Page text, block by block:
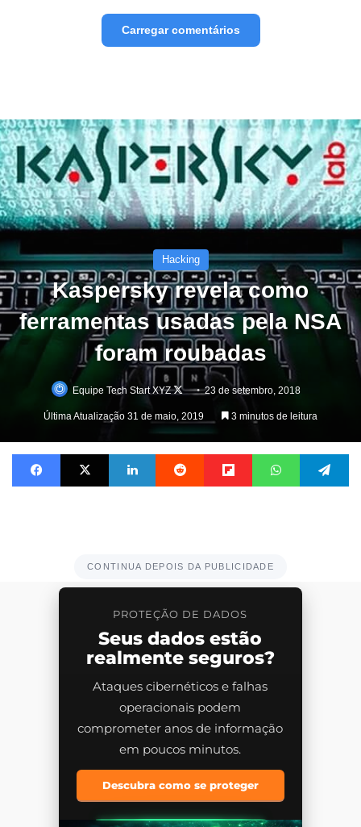
e
ook
am
Carregar comentários